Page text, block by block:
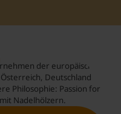
der europäischen
Deutschland
Philosophie: Passion for
Nadelhölzern.